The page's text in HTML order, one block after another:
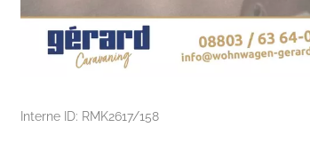
Interne ID: RMK2617/158